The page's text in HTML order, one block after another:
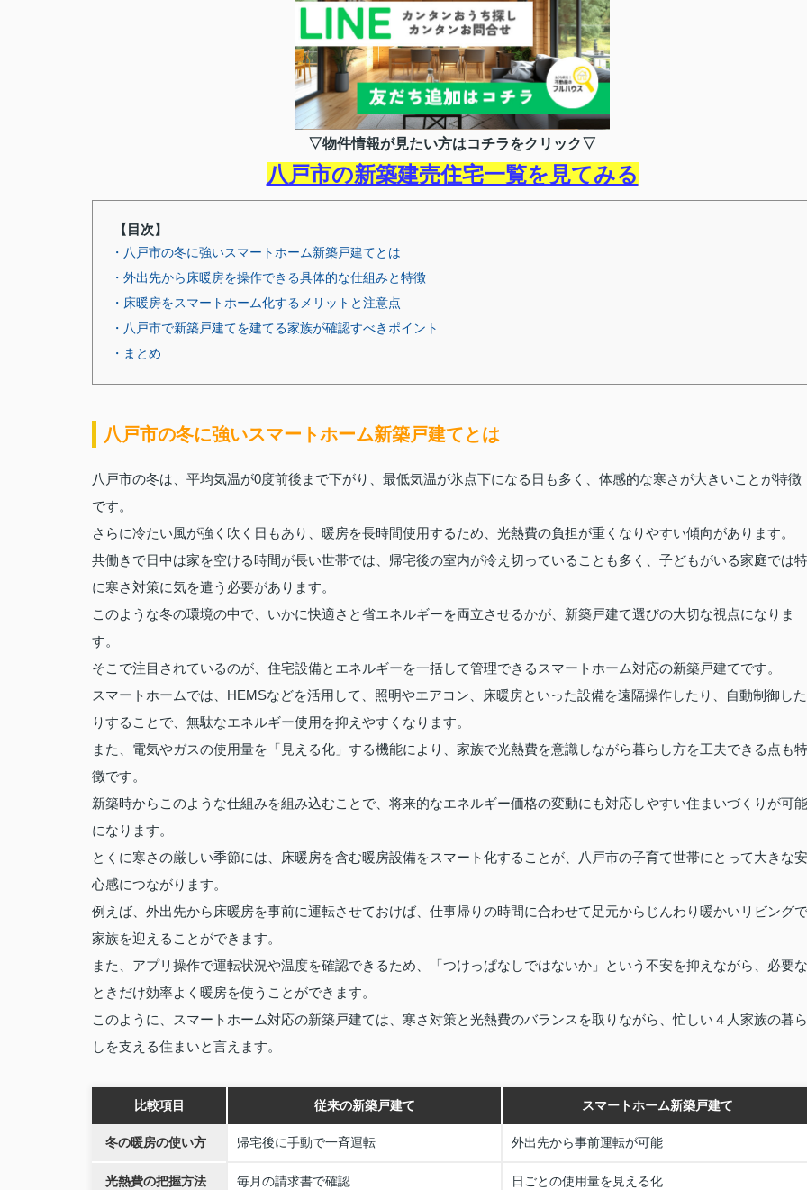
▽物件情報が見たい方はコチラをクリック▽
八戸市の新築建売住宅一覧を見てみる
【目次】
・八戸市の冬に強いスマートホーム新築戸建てとは
・外出先から床暖房を操作できる具体的な仕組みと特徴
・床暖房をスマートホーム化するメリットと注意点
・八戸市で新築戸建てを建てる家族が確認すべきポイント
・まとめ
八戸市の冬に強いスマートホーム新築戸建てとは
八戸市の冬は、平均気温が0度前後まで下がり、最低気温が氷点下になる日も多く、体感的な寒さが大きいことが特徴
です。
さらに冷たい風が強く吹く日もあり、暖房を長時間使用するため、光熱費の負担が重くなりやすい傾向があります。
共働きで日中は家を空ける時間が長い世帯では、帰宅後の室内が冷え切っていることも多く、子どもがいる家庭では特
に寒さ対策に気を遣う必要があります。
このような冬の環境の中で、いかに快適さと省エネルギーを両立させるかが、新築戸建て選びの大切な視点になりま
す。
そこで注目されているのが、住宅設備とエネルギーを一括して管理できるスマートホーム対応の新築戸建てです。
スマートホームでは、HEMSなどを活用して、照明やエアコン、床暖房といった設備を遠隔操作したり、自動制御した
りすることで、無駄なエネルギー使用を抑えやすくなります。
また、電気やガスの使用量を「見える化」する機能により、家族で光熱費を意識しながら暮らし方を工夫できる点も特
徴です。
新築時からこのような仕組みを組み込むことで、将来的なエネルギー価格の変動にも対応しやすい住まいづくりが可能
になります。
とくに寒さの厳しい季節には、床暖房を含む暖房設備をスマート化することが、八戸市の子育て世帯にとって大きな安
心感につながります。
例えば、外出先から床暖房を事前に運転させておけば、仕事帰りの時間に合わせて足元からじんわり暖かいリビングで
家族を迎えることができます。
また、アプリ操作で運転状況や温度を確認できるため、「つけっぱなしではないか」という不安を抑えながら、必要な
ときだけ効率よく暖房を使うことができます。
このように、スマートホーム対応の新築戸建ては、寒さ対策と光熱費のバランスを取りながら、忙しい４人家族の暮ら
しを支える住まいと言えます。
比較項目 従来の新築戸建て スマートホーム新築戸建て
冬の暖房の使い方 帰宅後に手動で一斉運転 外出先から事前運転が可能
光熱費の把握方法 毎月の請求書で確認 日ごとの使用量を見える化